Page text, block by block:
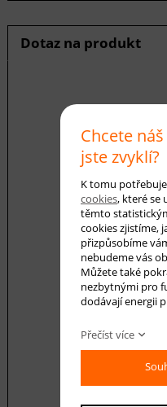
Dotaz na produkt
Váš dotaz
Chcete
jste zvyklí?
K tomu
cookies, které se
těmto
cookies zjistíme,
přizpůsobíme
nebudeme vás
Můžete také
nezbytnými pro
dodávají energii
Přečíst více